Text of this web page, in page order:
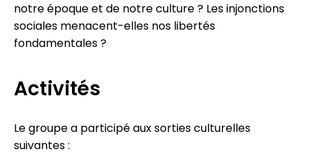
notre époque et de notre culture ? Les injonctions
sociales menacent-elles nos libertés
fondamentales ?
Activités
Le groupe a participé aux sorties culturelles
suivantes :